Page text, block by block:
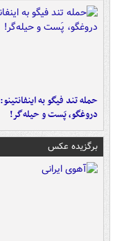
حمله تند فیگو به اینفانتینو:
دروغگو، پَست‌ و حیله‌گر!
برگزیده عکس